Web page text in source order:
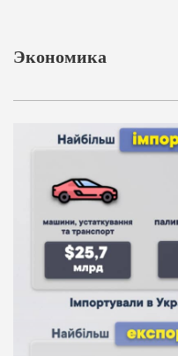
Экономика